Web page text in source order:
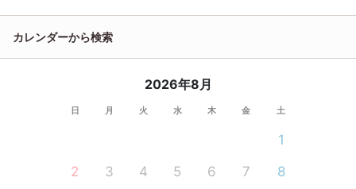
カレンダーから検索
2026年8月
日 月 火 水 木 金 土
1
2
3 4 5 6 7
8